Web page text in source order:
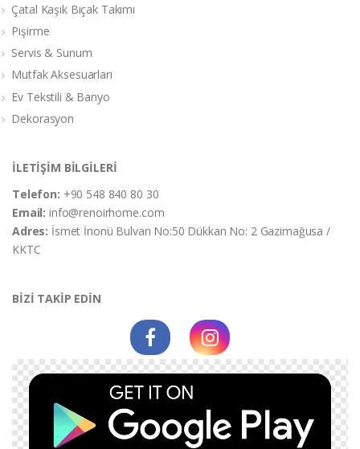
Çatal Kaşık Bıçak Takımı
Pişirme
Servis & Sunum
Mutfak Aksesuarları
Ev Tekstili & Banyo
Dekorasyon
İLETİŞİM BİLGİLERİ
Telefon: +90 548 840 80 30
Email:info@renoirhome.com
Adres: İsmet İnonü Bulvarı No:50 Dükkan No: 2 Gazimağusa /
KKTC
BİZİ TAKİP EDİN